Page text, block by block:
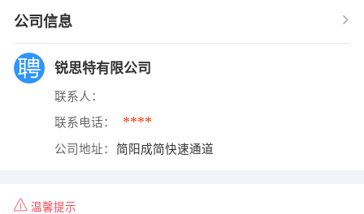
公司信息
锐思特有限公司
联系人：
联系电话： ****
公司地址： 简阳成简快速通道
温馨提示